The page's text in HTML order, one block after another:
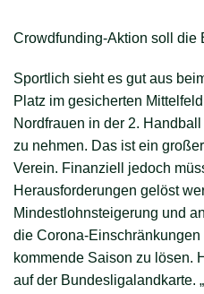
Crowdfunding-Aktion soll die
Sportlich sieht es gut aus
Platz im gesicherten
Nordfrauen in der 2.
zu nehmen. Das ist ein
Verein. Finanziell jedoch
Herausforderungen gelöst
Mindestlohnsteigerung und
die Corona-
kommende Saison zu lösen.
auf der Bundesligalandkarte.